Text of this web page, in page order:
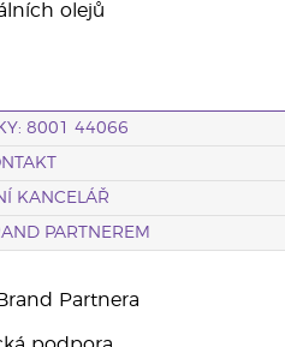
olejů
8001 44066
KANCELÁŘ
PARTNEREM
Partnera